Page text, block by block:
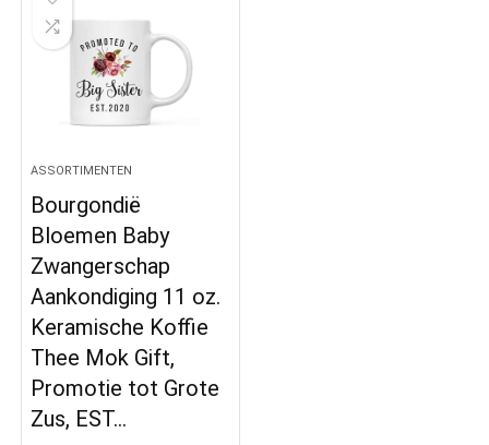
ASSORTIMENTEN
Bourgondië
Bloemen Baby
Zwangerschap
Aankondiging 11 oz.
Keramische Koffie
Thee Mok Gift,
Promotie tot Grote
Zus, EST…